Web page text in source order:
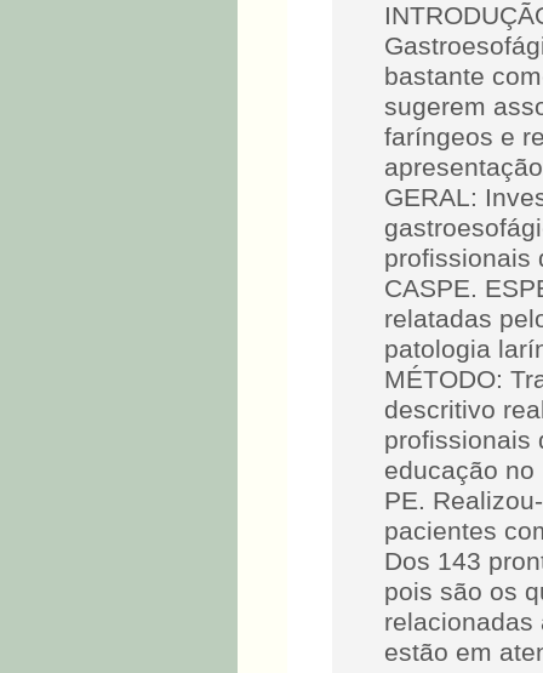
bastante
sugerem
faríngeos e
GERAL:
profissionais
CASPE.
relatadas
patologia
MÉTODO:
descritivo
profissionais
educação
PE.
pacientes
Dos 143
pois são os
relacionadas
estão em